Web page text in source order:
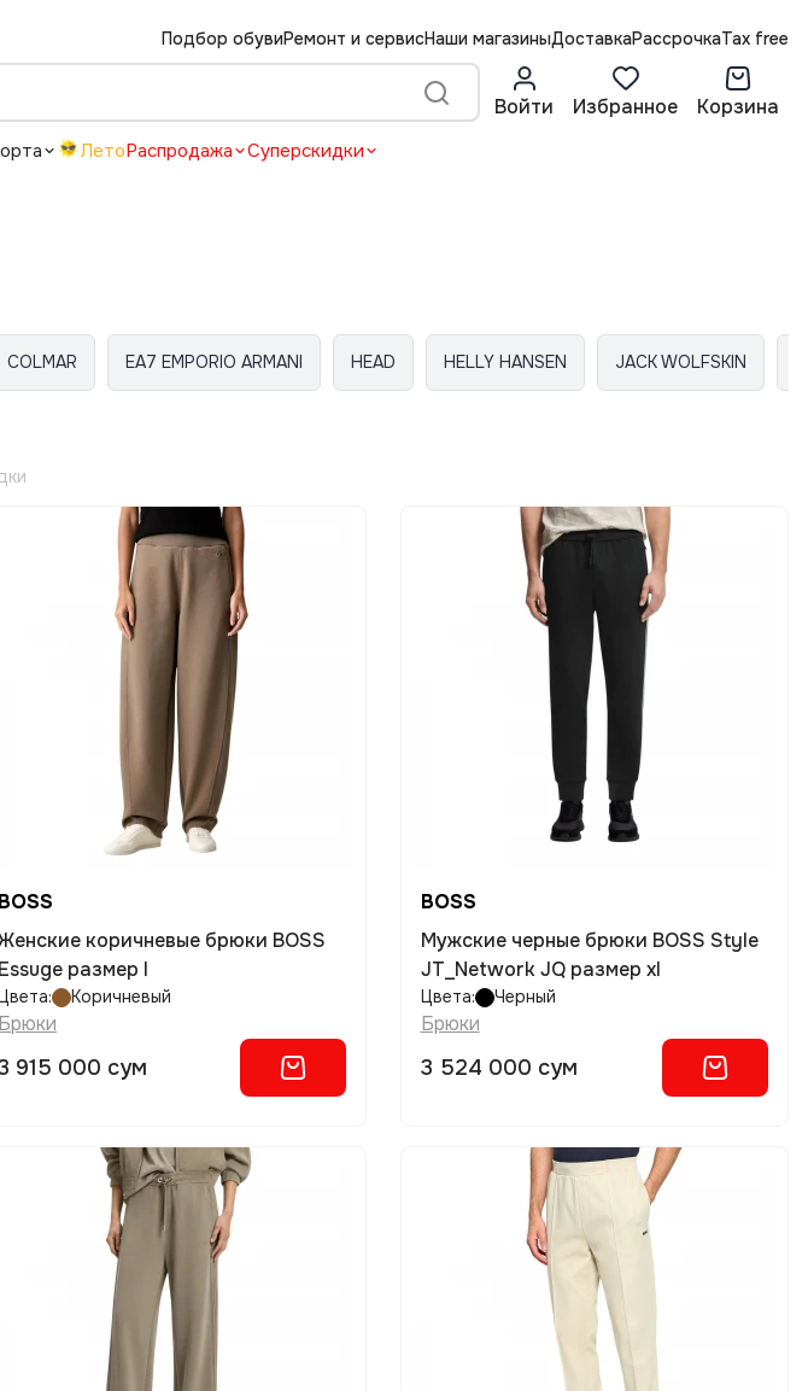
Подбор обувиРемонт и сервисНаши магазиныДоставкаРассрочкаTax free
Войти Избранное Корзина
ЛетоРаспродажа Суперскидки
COLMAR EA7 EMPORIO ARMANI HEAD HELLY HANSEN JACK WOLFSKIN
BOSS
коричневые брюки BOSS
Essuge размер l
Коричневый
Брюки
915 000 сум
BOSS
Мужские черные брюки BOSS Style
JT_Network JQ размер xl
Цвета: Черный
Брюки
3 524 000 сум